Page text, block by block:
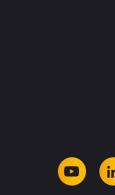
linkedin
youtube